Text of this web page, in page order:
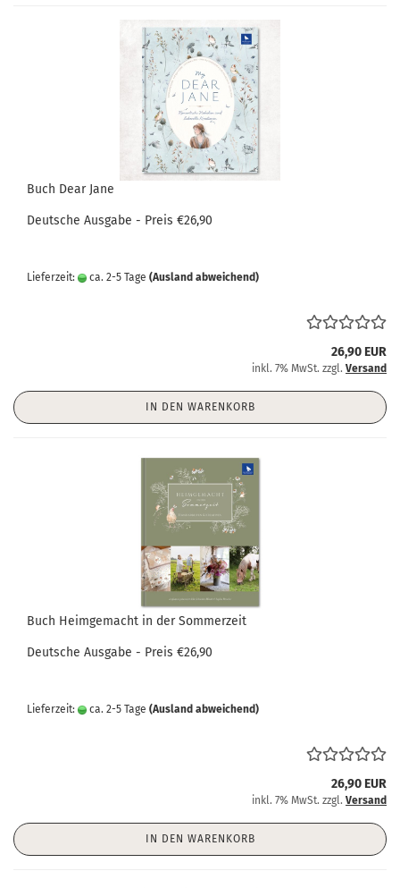
Buch Dear Jane
Deutsche Ausgabe - Preis €26,90
Lieferzeit: ca. 2-5 Tage (Ausland abweichend)
26,90 EUR
inkl. 7% MwSt. zzgl. Versand
IN DEN WARENKORB
Buch Heimgemacht in der Sommerzeit
Deutsche Ausgabe - Preis €26,90
Lieferzeit: ca. 2-5 Tage (Ausland abweichend)
26,90 EUR
inkl. 7% MwSt. zzgl. Versand
IN DEN WARENKORB